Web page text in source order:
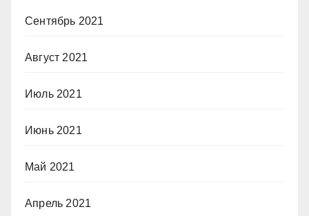
Сентябрь 2021
Август 2021
Июль 2021
Июнь 2021
Май 2021
Апрель 2021